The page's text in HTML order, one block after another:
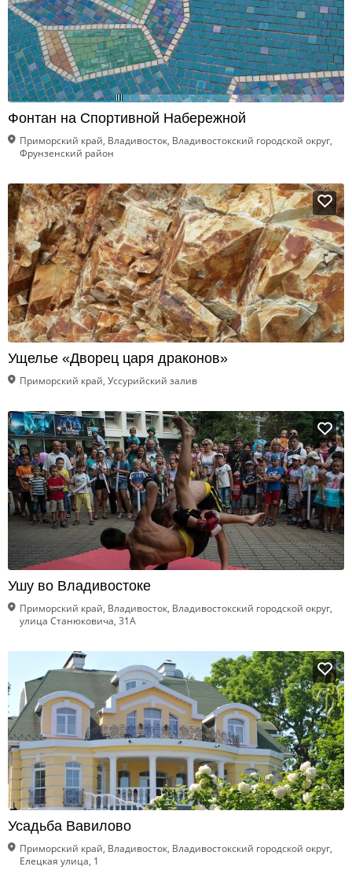
Фонтан на Спортивной Набережной
Приморский край, Владивосток, Владивостокский городской округ,
Фрунзенский район
Ущелье «Дворец царя драконов»
Приморский край, Уссурийский залив
Ушу во Владивостоке
Приморский край, Владивосток, Владивостокский городской округ,
улица Станюковича, 31А
Усадьба Вавилово
Приморский край, Владивосток, Владивостокский городской округ,
Елецкая улица, 1